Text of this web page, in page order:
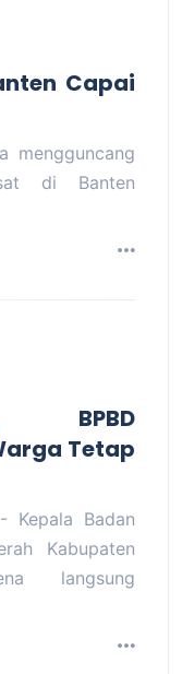
Capai
mengguncang
di Banten
BPBD
Tetap
- Kepala Badan
Kabupaten
langsung